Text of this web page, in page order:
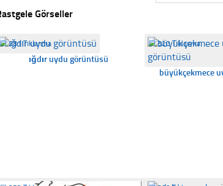
Görseller
☐281 Tıklanma
ığdır uydu görüntüsü
☐320 Tıklanma
büyükçekmece